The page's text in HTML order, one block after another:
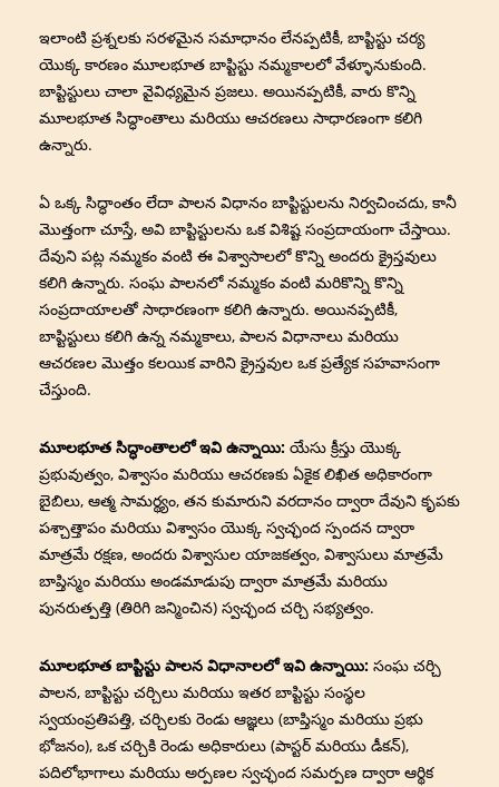
ఇలాంటి ప్రశ్నలకు సరళమైన సమాధానం లేనప్పటికీ, బాప్టిస్టు చర్య
యొక్క కారణం మూలభూత బాప్టిస్టు నమ్మకాలలో వేళ్ళూనుకుంది.
బాప్టిస్టులు చాలా వైవిధ్యమైన ప్రజలు. అయినప్పటికీ, వారు కొన్ని
మూలభూత సిద్ధాంతాలు మరియు ఆచరణలు సాధారణంగా కలిగి
ఉన్నారు.
ఏ ఒక్క సిద్ధాంతం లేదా పాలన విధానం బాప్టిస్టులను నిర్వచించదు, కానీ
మొత్తంగా చూస్తే, అవి బాప్టిస్టులను ఒక విశిష్ట సంప్రదాయంగా చేస్తాయి.
దేవుని పట్ల నమ్మకం వంటి ఈ విశ్వాసాలలో కొన్ని అందరు క్రైస్తవులు
కలిగి ఉన్నారు. సంఘ పాలనలో నమ్మకం వంటి మరికొన్ని కొన్ని
సంప్రదాయాలతో సాధారణంగా కలిగి ఉన్నారు. అయినప్పటికీ,
బాప్టిస్టులు కలిగి ఉన్న నమ్మకాలు, పాలన విధానాలు మరియు
ఆచరణల మొత్తం కలయిక వారిని క్రైస్తవుల ఒక ప్రత్యేక సహవాసంగా
చేస్తుంది.
మూలభూత సిద్ధాంతాలలో ఇవి ఉన్నాయి: యేసు క్రీస్తు యొక్క
ప్రభువుత్వం, విశ్వాసం మరియు ఆచరణకు ఏకైక లిఖిత అధికారంగా
బైబిలు, ఆత్మ సామర్థ్యం, తన కుమారుని వరదానం ద్వారా దేవుని కృపకు
పశ్చాత్తాపం మరియు విశ్వాసం యొక్క స్వచ్ఛంద స్పందన ద్వారా
మాత్రమే రక్షణ, అందరు విశ్వాసుల యాజకత్వం, విశ్వాసులు మాత్రమే
బాప్తిస్మం మరియు అండమాడుపు ద్వారా మాత్రమే మరియు
పునరుత్పత్తి (తిరిగి జన్మించిన) స్వచ్ఛంద చర్చి సభ్యత్వం.
మూలభూత బాప్టిస్టు పాలన విధానాలలో ఇవి ఉన్నాయి: సంఘ చర్చి
పాలన, బాప్టిస్టు చర్చిలు మరియు ఇతర బాప్టిస్టు సంస్థల
స్వయంప్రతిపత్తి, చర్చిలకు రెండు ఆజ్ఞలు (బాప్తిస్మం మరియు ప్రభు
భోజనం), ఒక చర్చికి రెండు అధికారులు (పాస్టర్ మరియు డీకన్),
పదిలోభాగాలు మరియు అర్పణల స్వచ్ఛంద సమర్పణ ద్వారా ఆర్థిక